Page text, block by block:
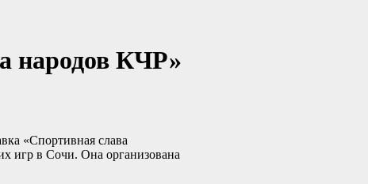
народов КЧР»
«Спортивная слава
игр в Сочи. Она организована